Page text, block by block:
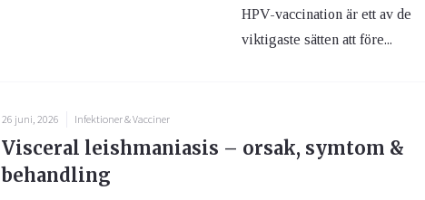
HPV-vaccination är ett av de
viktigaste sätten att före...
26 juni, 2026 Infektioner & Vacciner
Visceral leishmaniasis – orsak, symtom &
behandling